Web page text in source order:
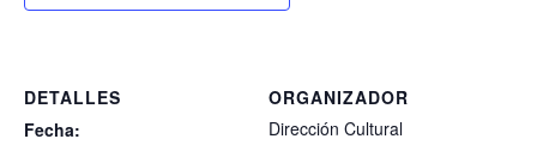
DETALLES
Fecha:
ORGANIZADOR
Dirección Cultural